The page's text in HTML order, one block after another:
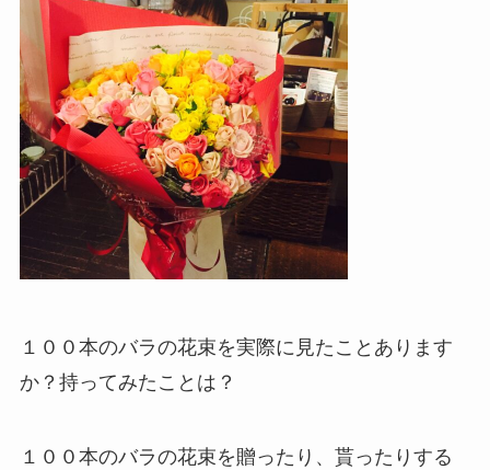
１００本のバラの花束を実際に見たことあります
か？持ってみたことは？
１００本のバラの花束を贈ったり、貰ったりする